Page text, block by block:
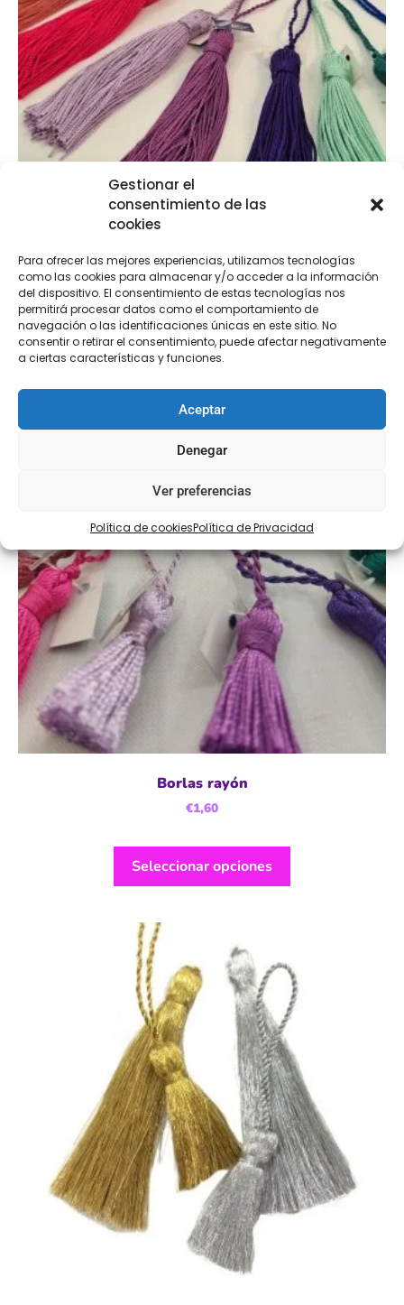
Gestionar el
consentimiento de las
cookies
Para ofrecer las mejores experiencias, utilizamos tecnologías
como las cookies para almacenar y/o acceder a la información
del dispositivo. El consentimiento de estas tecnologías nos
permitirá procesar datos como el comportamiento de
navegación o las identificaciones únicas en este sitio. No
consentir o retirar el consentimiento, puede afectar negativamente
a ciertas características y funciones.
Aceptar
Denegar
Ver preferencias
Política de cookiesPolítica de Privacidad
€2,95
Seleccionar opciones
Borlas rayón
€1,60
Seleccionar opciones